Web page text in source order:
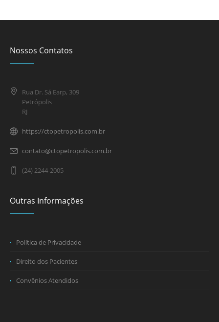
Nossos Contatos
Rua Dr. Sá Earp, 309
Petrópolis
RJ
https://ctopetropolis.com.br
contato@ctopetropolis.com.br
(24) 2244-2005
Outras Informações
Política de Privacidade
Direito dos Pacientes
Convênios Atendidos